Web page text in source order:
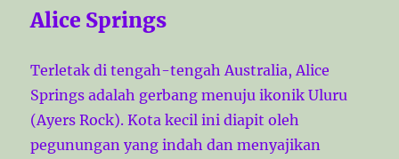
Alice Springs
Terletak di tengah-tengah Australia, Alice
Springs adalah gerbang menuju ikonik Uluru
(Ayers Rock). Kota kecil ini diapit oleh
pegunungan yang indah dan menyajikan